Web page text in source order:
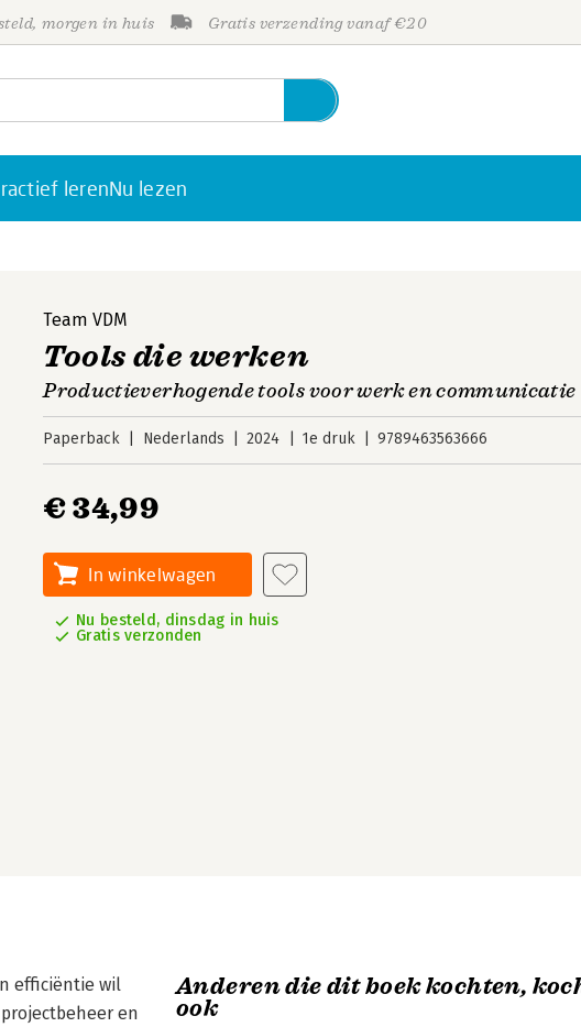
morgen in huis Gratis verzending vanaf €20
lerenNu lezen
Team VDM
Tools die werken
Productieverhogende tools voor werk en communicatie
Paperback Nederlands 2024 1e druk 9789463563666
€ 34,99
In winkelwagen
Nu besteld, dinsdag in huis
Gratis verzonden
efficiëntie wil
en
Anderen die dit boek kochten,
ook
Personen